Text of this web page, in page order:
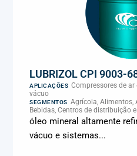
LUBRIZOL CPI 9003-
APLICAÇÕES Compressores de
vácuo
SEGMENTOS Agrícola, Alimentos,
Bebidas, Centros de distribuição
Climatização e HVAC, Data
e latas, Energia (geração),
Frigoríficos e abate, Laticínios,
Metalmecânica, Metalurgia e
manutenção industrial, Naval e
óleo mineral altamente
vácuo e sistemas...